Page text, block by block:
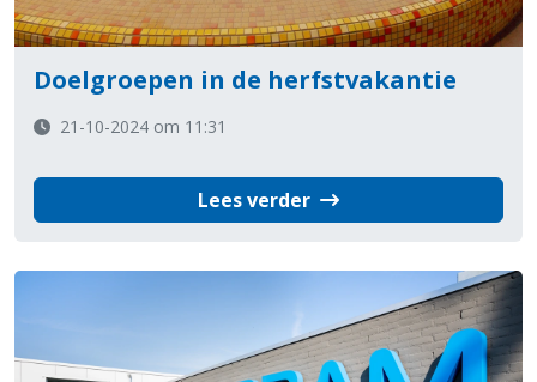
Doelgroepen in de herfstvakantie
21-10-2024 om 11:31
Lees verder